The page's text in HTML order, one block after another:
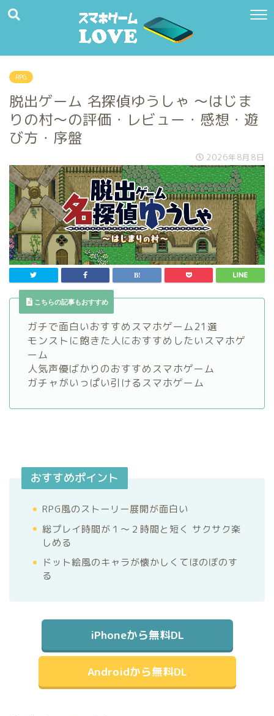
RPG
脱出ゲーム 名探偵ゆうしゃ 〜はじま
りの村〜の評価・レビュー・感想・遊
び方・序盤
2026年8月8日
こちらの記事もおすすめ
ガチで面白いおすすめスマホゲーム21選
モンストに飽きた人におすすめしたいスマホゲ
ーム
人気声優ばかりのおすすめスマホゲーム
ガチャがいっぱい引けるスマホゲーム
おすすめポイント
RPG風のストーリー展開が面白い
総プレイ時間が１〜２時間と短く サクサク楽
しめる
ドット絵風のキャラが懐かしくてほのぼのす
る
iPhoneから無料DL
Androidから無料DL